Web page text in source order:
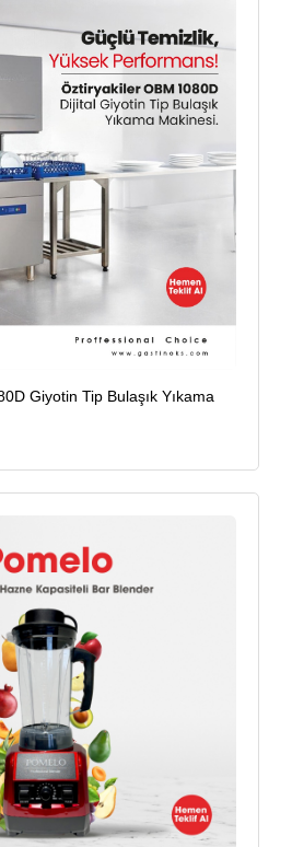
Giyotin Tip Bulaşık Yıkama